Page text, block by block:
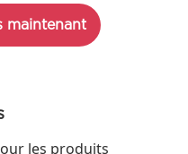
maintenant
les produits